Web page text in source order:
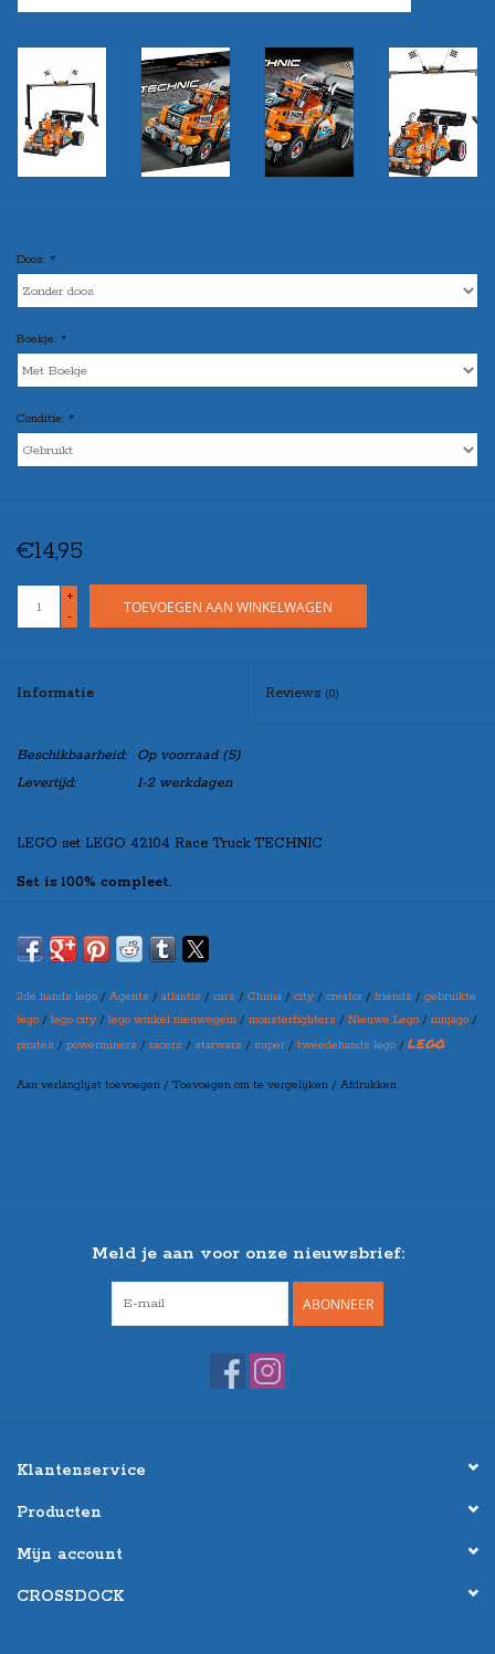
Doos: *
Boekje: *
Conditie: *
€14,95
+
-
TOEVOEGEN AAN WINKELWAGEN
Informatie Reviews (0)
Beschikbaarheid: Op voorraad(5)
Levertijd:
1-2 werkdagen
LEGO set LEGO 42104 Race Truck TECHNIC
Set is 100% compleet.
in een blanco doos, zo kunt u de set toch leuk cadeau doen!
Maak bovenaan uw selectie in welke variant u de set wilt
ontvangen
2de hands lego / Agents / atlantis / cars / Chima / city / creator / friends / gebruikte
lego / lego city / lego winkel nieuwegein / monsterfighters / Nieuwe Lego / ninjago /
pirates / powerminers / racers / starwars / super / tweedehands lego / LEGO
Aan verlanglijst toevoegen / Toevoegen om te vergelijken / Afdrukken
Meld je aan voor onze nieuwsbrief:
ABONNEER
Klantenservice
Producten
Mijn account
CROSSDOCK